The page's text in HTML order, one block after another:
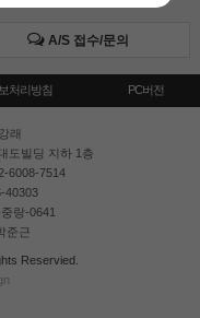
A/S 접수/문의
처리방침 PC버전
래
도빌딩 지하 1층
6008-7514
40303
랑-0641
준근
Reservied.